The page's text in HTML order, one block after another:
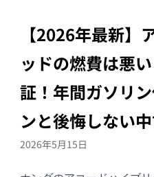
【2026年最新】
ッドの燃費は悪
証！年間ガソリ
ンと後悔しない
2026年5月15日